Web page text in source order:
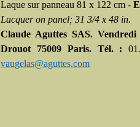
Laque sur panneau 81 x 122 cm -
Lacquer on panel; 31 3/4 x 48 in.
Claude Aguttes SAS.
Drouot 75009 Paris. Tél. :
vaugelas@aguttes.com